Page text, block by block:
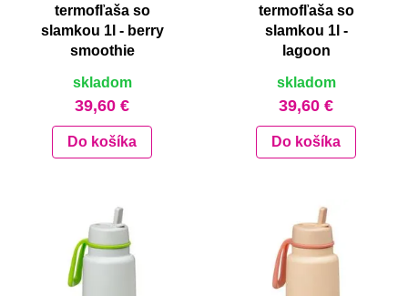
termofľaša so
slamkou 1l - berry
smoothie
skladom
39,60 €
Do košíka
termofľaša so
slamkou 1l -
lagoon
skladom
39,60 €
Do košíka